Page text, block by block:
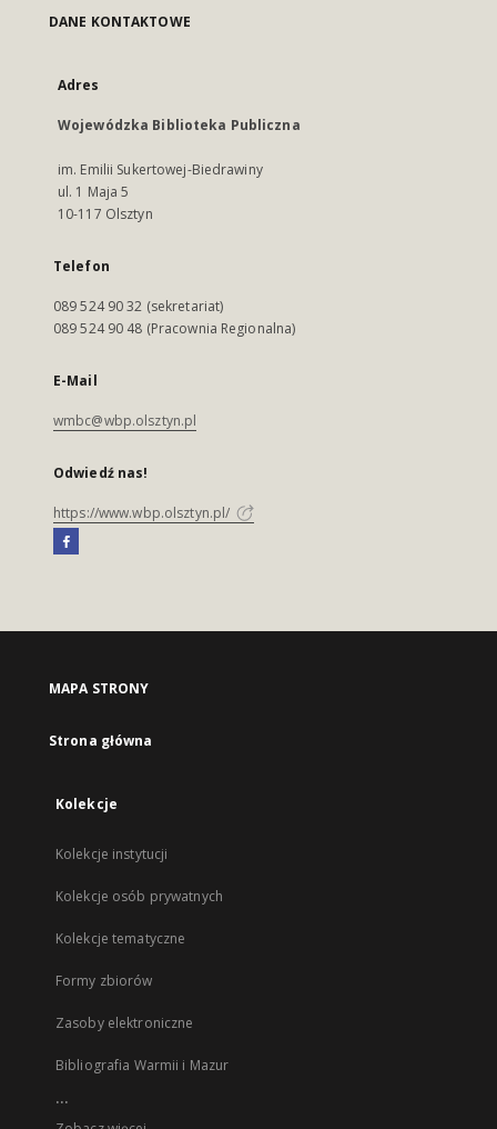
DANE KONTAKTOWE
Adres
Wojewódzka Biblioteka Publiczna
im. Emilii Sukertowej-Biedrawiny
ul. 1 Maja 5
10-117 Olsztyn
Telefon
089 524 90 32 (sekretariat)
089 524 90 48 (Pracownia Regionalna)
E-Mail
wmbc@wbp.olsztyn.pl
Odwiedź nas!
https://www.wbp.olsztyn.pl/
MAPA STRONY
Strona główna
Kolekcje
Kolekcje instytucji
Kolekcje osób prywatnych
Kolekcje tematyczne
Formy zbiorów
Zasoby elektroniczne
Bibliografia Warmii i Mazur
...